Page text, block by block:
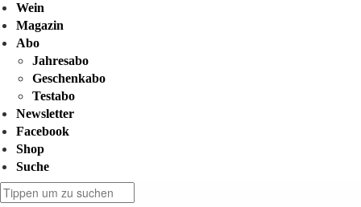
Wein
Magazin
Abo
Jahresabo
Geschenkabo
Testabo
Newsletter
Facebook
Shop
Suche